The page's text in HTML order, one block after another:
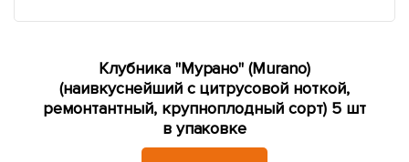
Клубника "Мурано" (Murano)
(наивкуснейший с цитрусовой ноткой,
ремонтантный, крупноплодный сорт) 5 шт
в упаковке